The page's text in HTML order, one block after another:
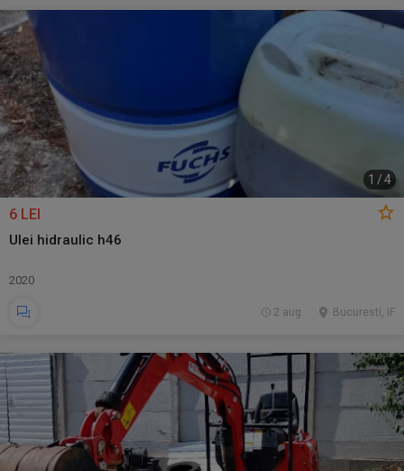
1 /4
6 LEI
Ulei hidraulic h46
2020
Bucuresti, IF
2 aug.